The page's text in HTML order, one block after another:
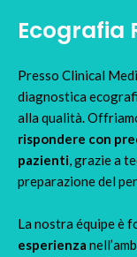
Ecografia
Presso Clinical
diagnostica
alla qualità.
rispondere con
pazienti, grazie a
preparazione del
La nostra équipe è
esperienza